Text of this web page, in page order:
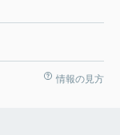
情報の見方